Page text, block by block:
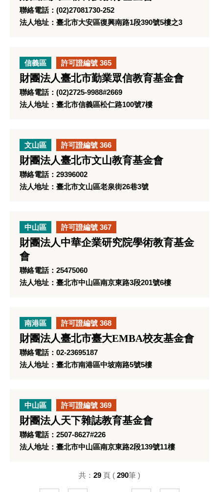
聯絡電話：(02)27081730-252
法人地址：臺北市大安區復興南路1段390號5樓之3
信義區 許可證編號 365
財團法人臺北市勤業眾信教育基金會
聯絡電話：(02)2725-9988#2669
法人地址：臺北市信義區松仁路100號7樓
文山區 許可證編號 366
財團法人臺北市文山教育基金會
聯絡電話：29396002
法人地址：臺北市文山區老泉街26巷3號
中山區 許可證編號 367
財團法人中華企業研究院學術教育基金
會
聯絡電話：25475060
法人地址：臺北市中山區南京東路3段201號6樓
南港區 許可證編號 368
財團法人臺北市臺大EMBA校友基金會
聯絡電話：02-23695187
法人地址：臺北市南港區中坡南路5號5樓
中山區 許可證編號 369
財團法人天下雜誌教育基金會
聯絡電話：2507-8627#226
法人地址：臺北市中山區南京東路2段139號11樓
共： 29 頁 ( 290筆 )